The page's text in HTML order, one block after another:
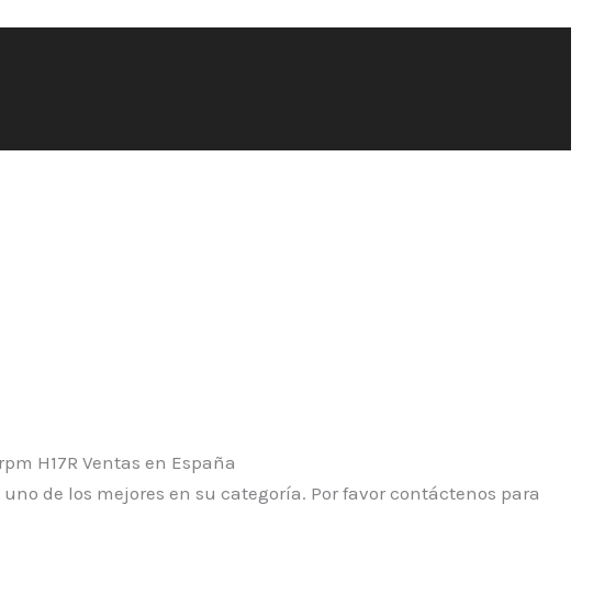
de los mejores en su categoría. Por favor contáctenos para